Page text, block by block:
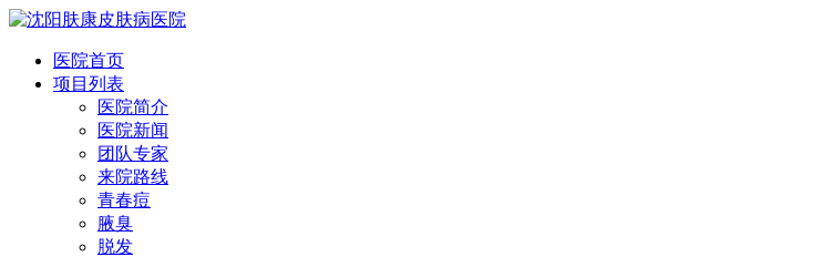
医院首页
项目列表
医院简介
医院新闻
团队专家
来院路线
青春痘
腋臭
脱发